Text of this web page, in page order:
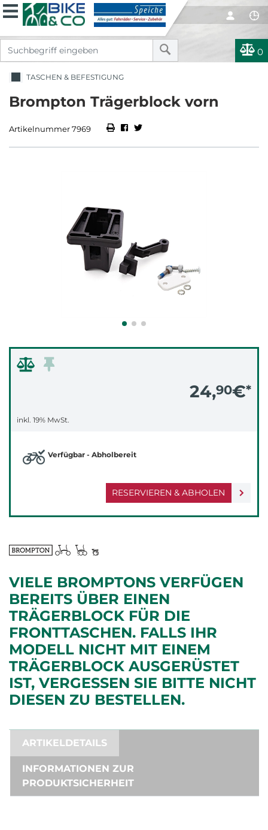
0
TASCHEN & BEFESTIGUNG
Brompton Trägerblock vorn
Artikelnummer 7969
24,90€*
inkl. 19% MwSt.
RESERVIEREN & ABHOLEN
Verfügbar - Abholbereit
VIELE BROMPTONS VERFÜGEN
BEREITS ÜBER EINEN
TRÄGERBLOCK FÜR DIE
FRONTTASCHEN. FALLS IHR
MODELL NICHT MIT EINEM
TRÄGERBLOCK AUSGERÜSTET
IST, VERGESSEN SIE BITTE NICHT
DIESEN ZU BESTELLEN.
ARTIKELDETAILS
INFORMATIONEN ZUR
PRODUKTSICHERHEIT